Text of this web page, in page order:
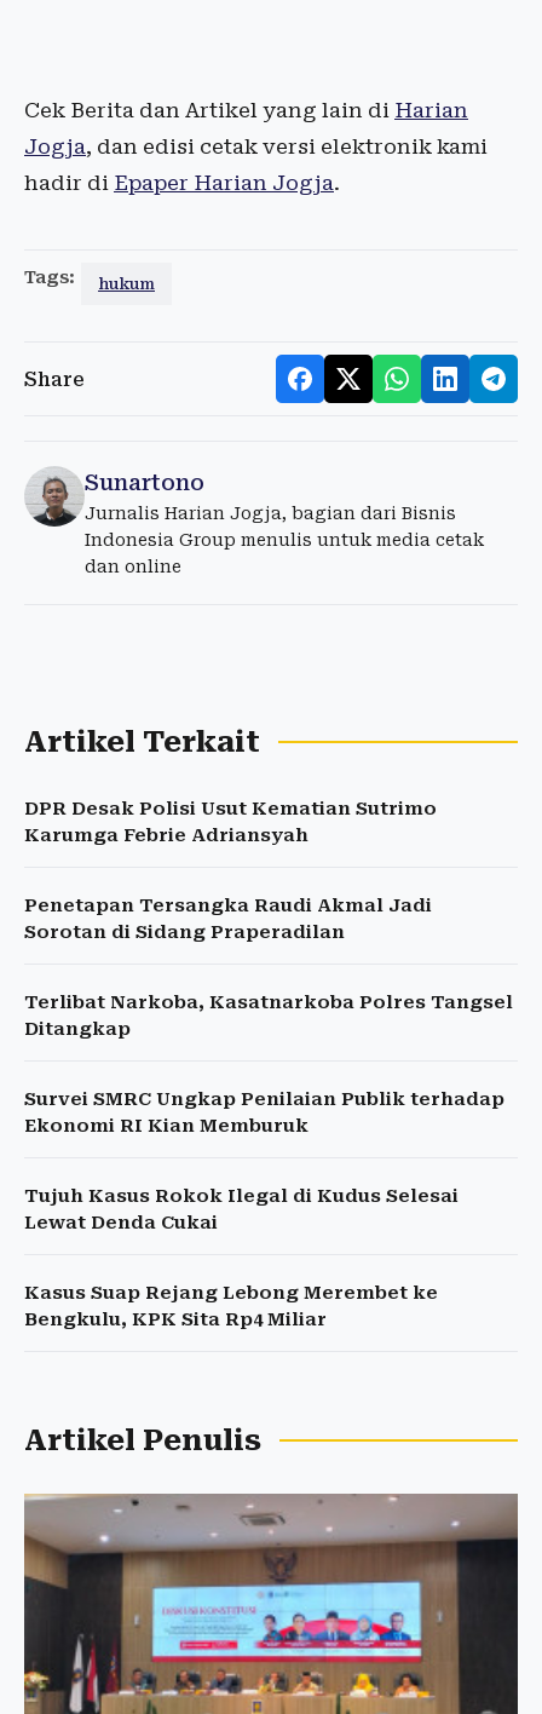
Cek Berita dan Artikel yang lain di Harian
Jogja, dan edisi cetak versi elektronik kami
hadir di Epaper Harian Jogja.
Tags: hukum
Share
Sunartono
Jurnalis Harian Jogja, bagian dari Bisnis
Indonesia Group menulis untuk media cetak
dan online
Artikel Terkait
DPR Desak Polisi Usut Kematian Sutrimo
Karumga Febrie Adriansyah
Penetapan Tersangka Raudi Akmal Jadi
Sorotan di Sidang Praperadilan
Terlibat Narkoba, Kasatnarkoba Polres Tangsel
Ditangkap
Survei SMRC Ungkap Penilaian Publik terhadap
Ekonomi RI Kian Memburuk
Tujuh Kasus Rokok Ilegal di Kudus Selesai
Lewat Denda Cukai
Kasus Suap Rejang Lebong Merembet ke
Bengkulu, KPK Sita Rp4 Miliar
Artikel Penulis